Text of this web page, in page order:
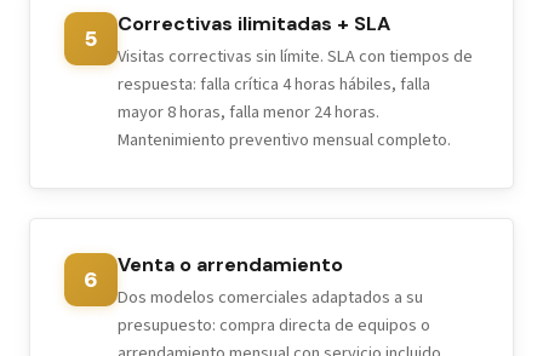
5
Correctivas ilimitadas + SLA
Visitas correctivas sin límite. SLA con tiempos de
respuesta: falla crítica 4 horas hábiles, falla
mayor 8 horas, falla menor 24 horas.
Mantenimiento preventivo mensual completo.
6
Venta o arrendamiento
Dos modelos comerciales adaptados a su
presupuesto: compra directa de equipos o